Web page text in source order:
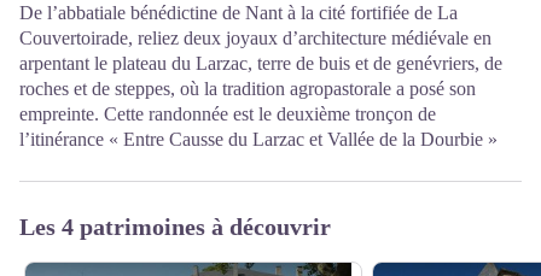
De l’abbatiale bénédictine de Nant à la cité fortifiée de La
Couvertoirade, reliez deux joyaux d’architecture médiévale en
arpentant le plateau du Larzac, terre de buis et de genévriers, de
roches et de steppes, où la tradition agropastorale a posé son
empreinte. Cette randonnée est le deuxième tronçon de
l’itinérance « Entre Causse du Larzac et Vallée de la Dourbie »
Les 4 patrimoines à découvrir